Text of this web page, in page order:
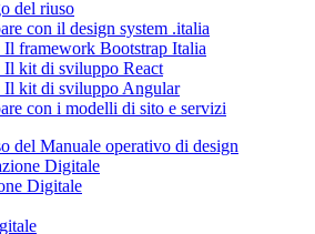
del riuso
con il design system .italia
Il framework Bootstrap Italia
Il kit di sviluppo React
Il kit di sviluppo Angular
con i modelli di sito e servizi
del Manuale operativo di design
Digitale